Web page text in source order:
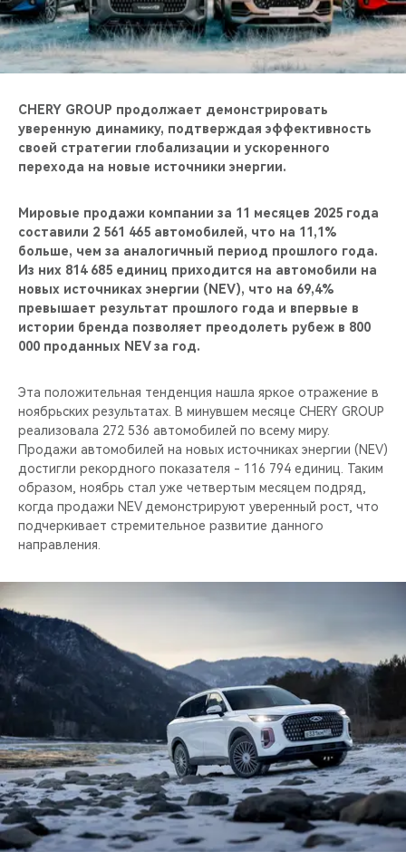
CHERY И СПОРТ
ВИДЕООБЗОРЫ
CHERY GROUP продолжает демонстрировать
уверенную динамику, подтверждая эффективность
своей стратегии глобализации и ускоренного
перехода на новые источники энергии.
Мировые продажи компании за 11 месяцев 2025 года
составили 2 561 465 автомобилей, что на 11,1%
больше, чем за аналогичный период прошлого года.
Из них 814 685 единиц приходится на автомобили на
новых источниках энергии (NEV), что на 69,4%
превышает результат прошлого года и впервые в
истории бренда позволяет преодолеть рубеж в 800
000 проданных NEV за год.
Эта положительная тенденция нашла яркое отражение в
ноябрьских результатах. В минувшем месяце CHERY GROUP
реализовала 272 536 автомобилей по всему миру.
Продажи автомобилей на новых источниках энергии (NEV)
достигли рекордного показателя - 116 794 единиц. Таким
образом, ноябрь стал уже четвертым месяцем подряд,
когда продажи NEV демонстрируют уверенный рост, что
подчеркивает стремительное развитие данного
направления.